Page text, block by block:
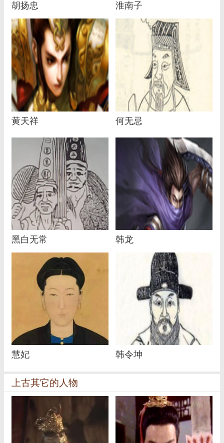
胡扬忠 淮南子
黄天祥 何无忌
黑白无常 韩龙
慧妃 韩令坤
上古其它的人物